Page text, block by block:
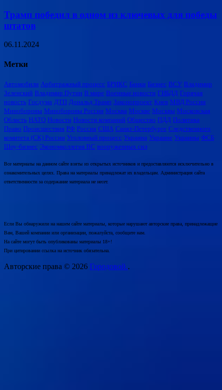
Трамп победил в одном из ключевых для победы
штатов
06.11.2024
Метки
Автомобили Арбитражный процесс БРИКС Банки Бизнес ВСУ Владимир
Зеленский Владимир Путин В мире Военные новости ГИБДД Горячая
новость Госдума ДТП Дональд Трамп Законопроект Киев МВД России
Минобороны Минобороны России Москва Москве Москвы Московская
Область НАТО Новости Новости компаний Общество ПДД Политика
Право Происшествия РФ Россия США Санкт-Петербурге Следственного
комитета (СК) России Уголовный процесс Украина Украине Украины ФСБ
Шоу-бизнес Экономколлегия ВС вооруженных сил
Все материалы на данном сайте взяты из открытых источников и предоставляются исключительно в
ознакомительных целях. Права на материалы принадлежат их владельцам. Администрация сайта
ответственности за содержание материала не несет.
Если Вы обнаружили на нашем сайте материалы, которые нарушают авторские права, принадлежащие
Вам, Вашей компании или организации, пожалуйста, сообщите нам.
На сайте могут быть опубликованы материалы 18+!
При цитировании ссылка на источник обязательна.
Авторские права © 2026 Городовой..